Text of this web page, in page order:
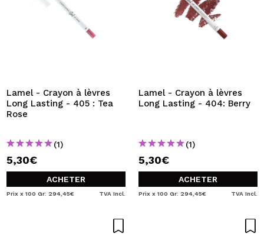
Lamel - Crayon à lèvres
Long Lasting - 405 : Tea
Rose
(1)
5,30€
ACHETER
Prix x 100 Gr: 294,45€ TVA Incl.
Lamel - Crayon à lèvres
Long Lasting - 404: Berry
(1)
5,30€
ACHETER
Prix x 100 Gr: 294,45€ TVA Incl.